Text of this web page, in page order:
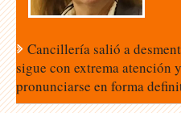
Cancillería salió a
sigue con extrema atención
pronunciarse en forma